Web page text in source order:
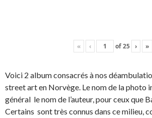
« ‹ of25 › »
Voici 2 album consacrés à nos
street art en Norvège. Le nom de la photo
général le nom de l’auteur, pour ceux que
Certains sont très connus dans ce milieu,